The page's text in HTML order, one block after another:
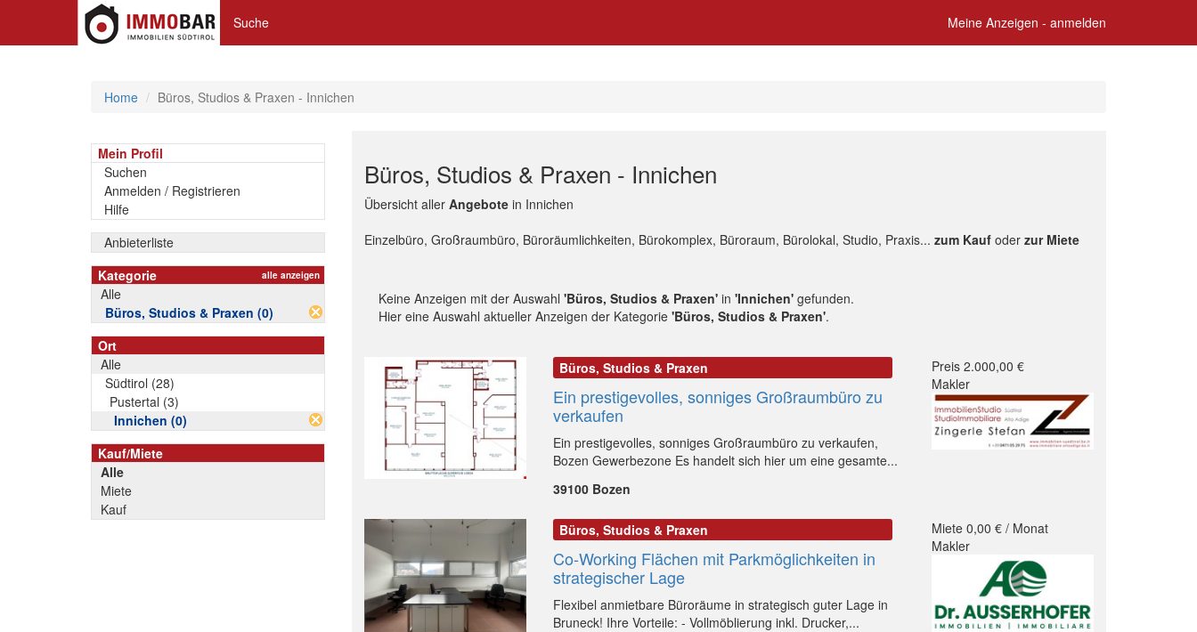
Suche Meine Anzeigen - anmelden
Home Büros, Studios & Praxen - Innichen
Mein Profil
Suchen
Anmelden / Registrieren
Hilfe
Anbieterliste
Kategorie
alle anzeigen
Alle
Büros, Studios & Praxen (0)
Ort
Alle
Südtirol (28)
Pustertal (3)
Innichen (0)
Kauf/Miete
Alle
Miete
Kauf
Büros, Studios & Praxen - Innichen
Übersicht aller Angebotein Innichen
Einzelbüro, Großraumbüro, Büroräumlichkeiten, Bürokomplex, Büroraum, Bürolokal, Studio, Praxis... zum Kaufoder zur Miete
Keine Anzeigen mit der Auswahl 'Büros, Studios & Praxen'in 'Innichen'gefunden.
Hier eine Auswahl aktueller Anzeigen der Kategorie 'Büros, Studios & Praxen'.
Büros, Studios & Praxen
Ein prestigevolles, sonniges Großraumbüro zu
verkaufen
Ein prestigevolles, sonniges Großraumbüro zu verkaufen,
Bozen Gewerbezone Es handelt sich hier um eine gesamte...
39100 Bozen
Preis 2.000,00 €
Makler
Büros, Studios & Praxen
Co-Working Flächen mit Parkmöglichkeiten in
strategischer Lage
Flexibel anmietbare Büroräume in strategisch guter Lage in
Bruneck! Ihre Vorteile: - Vollmöblierung inkl. Drucker,...
Miete 0,00 € / Monat
Makler